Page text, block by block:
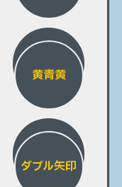
黄青黄
ダブル矢印